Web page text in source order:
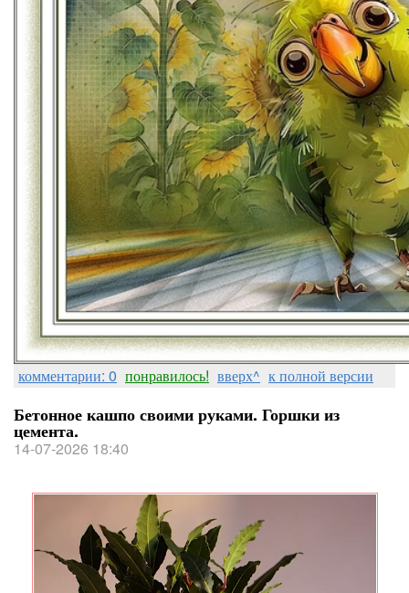
комментарии: 0 понравилось! вверх^ к полной версии
Бетонное кашпо своими руками. Горшки из
цемента.
14-07-2026 18:40